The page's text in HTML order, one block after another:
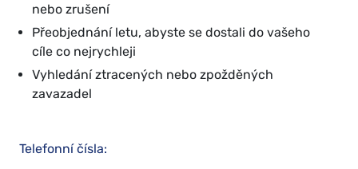
nebo zrušení
Přeobjednání letu, abyste se dostali do vašeho
cíle co nejrychleji
Vyhledání ztracených nebo zpožděných
zavazadel
Telefonní čísla: